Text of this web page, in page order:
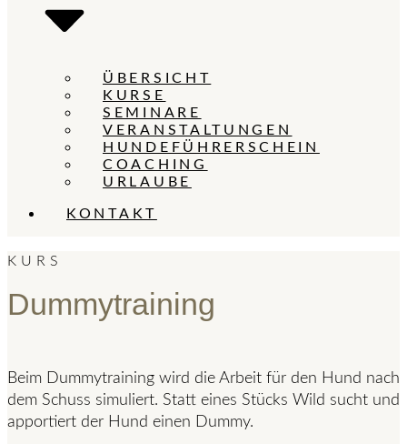
ÜBERSICHT
KURSE
SEMINARE
VERANSTALTUNGEN
HUNDEFÜHRERSCHEIN
COACHING
URLAUBE
KONTAKT
KURS
Dummytraining
Beim Dummytraining wird die Arbeit für den Hund nach
dem Schuss simuliert. Statt eines Stücks Wild sucht und
apportiert der Hund einen Dummy.